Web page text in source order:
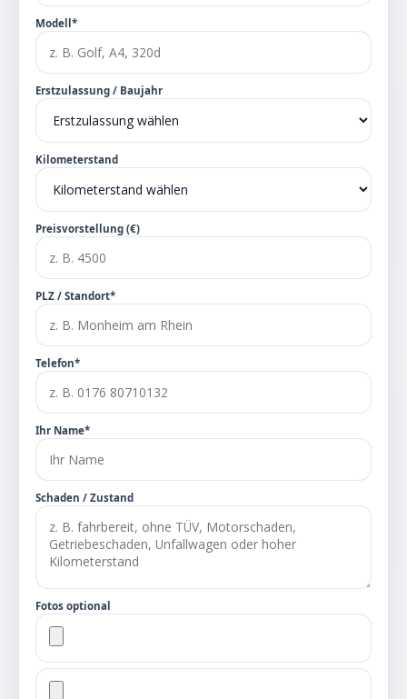
Modell*
Erstzulassung / Baujahr
Kilometerstand
Preisvorstellung (€)
PLZ / Standort*
Telefon*
Ihr Name*
Schaden / Zustand
Fotos optional